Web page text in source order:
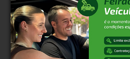
* O conteúdo de cada comentário é de
realizá-lo. Nos reservamos ao direito de
comentários em desacordo com o
contenham palavras ofensivas.